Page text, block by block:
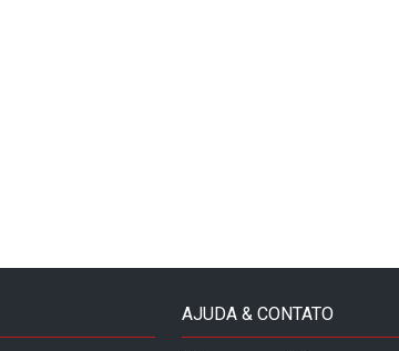
AJUDA & CONTATO